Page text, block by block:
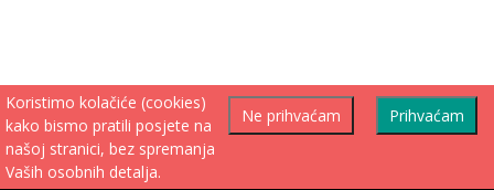
Prihvaćam
Ne prihvaćam
Koristimo kolačiće (cookies)
kako bismo pratili posjete na
našoj stranici, bez spremanja
Vaših osobnih detalja.